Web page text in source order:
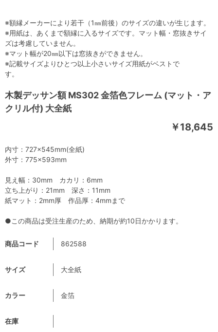
木製デッサン額 MS302 金箔色フレーム (マット・ア
クリル付) 大全紙
￥18,645
商品コード 862588
サイズ 大全紙
カラー 金箔
在庫
内寸：727×545mm(全紙)
外寸：775×593mm
見え幅：30mm カカリ：6mm
立ち上がり：21mm 深さ：11mm
紙マット：2mm厚 作品厚：4mmまで
●この商品は受注生産のため、納期が約10日かかります。
※額縁メーカーにより若干（1㎜前後）のサイズの違いが生じます。
※用紙は、あくまで額縁に入るサイズです。マット幅・窓抜きサイ
ズは考慮していません。
※マット幅が20㎜以下は窓抜きができません。
※記載サイズよりひとつ以上小さいサイズ用紙がベストで
す。